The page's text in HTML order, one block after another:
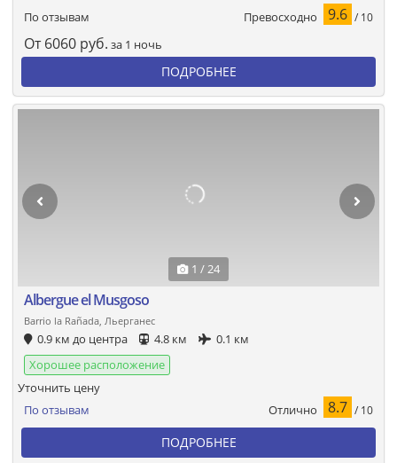
По отзывам Превосходно 9.6 / 10
От 6060 руб. за 1 ночь
ПОДРОБНЕЕ
1 / 24
Albergue el Musgoso
Barrio la Rañada, Льерганес
0.9 км до центра 4.8 км
0.1 км
Хорошее расположение
По отзывам Отлично 8.7 / 10
Уточнить цену
ПОДРОБНЕЕ